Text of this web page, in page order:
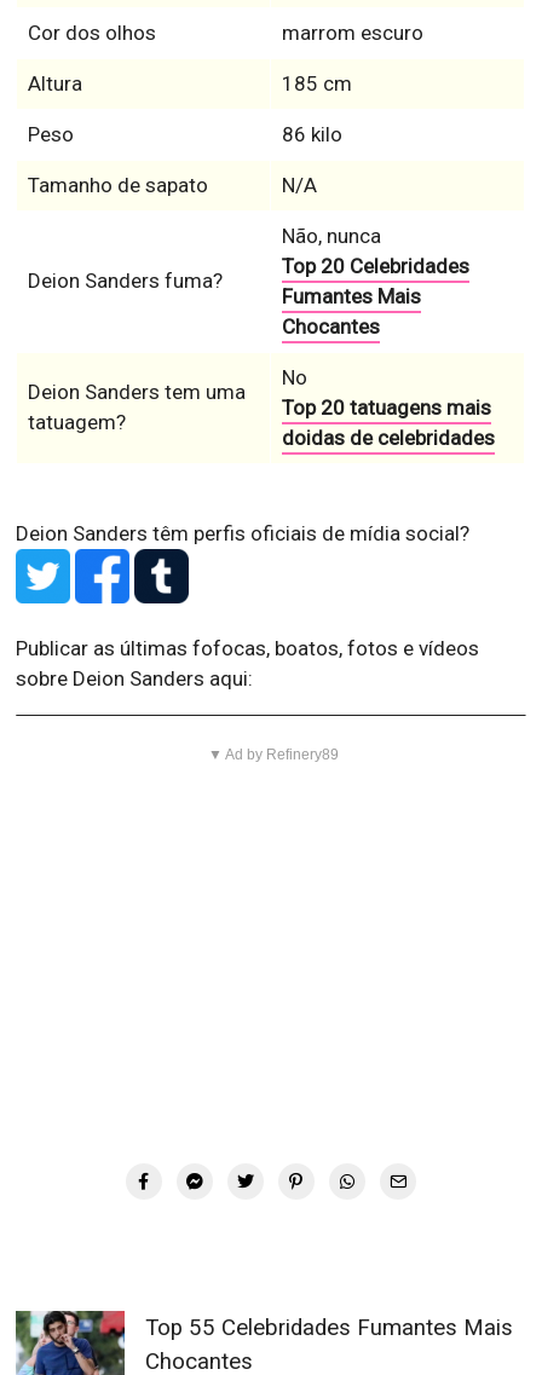
Cor dos olhos marrom escuro
Altura 185 cm
Peso 86 kilo
Tamanho de sapato N/A
Deion Sanders fuma?
Não, nunca
Top 20 Celebridades
Fumantes Mais
Chocantes
Deion Sanders tem uma
tatuagem?
No
Top 20 tatuagens mais
doidas de celebridades
Deion Sanders têm perfis oficiais de mídia social?
Publicar as últimas fofocas, boatos, fotos e vídeos
sobre Deion Sanders aqui:
▼ Ad by Refinery89
Top 55 Celebridades Fumantes Mais
Chocantes